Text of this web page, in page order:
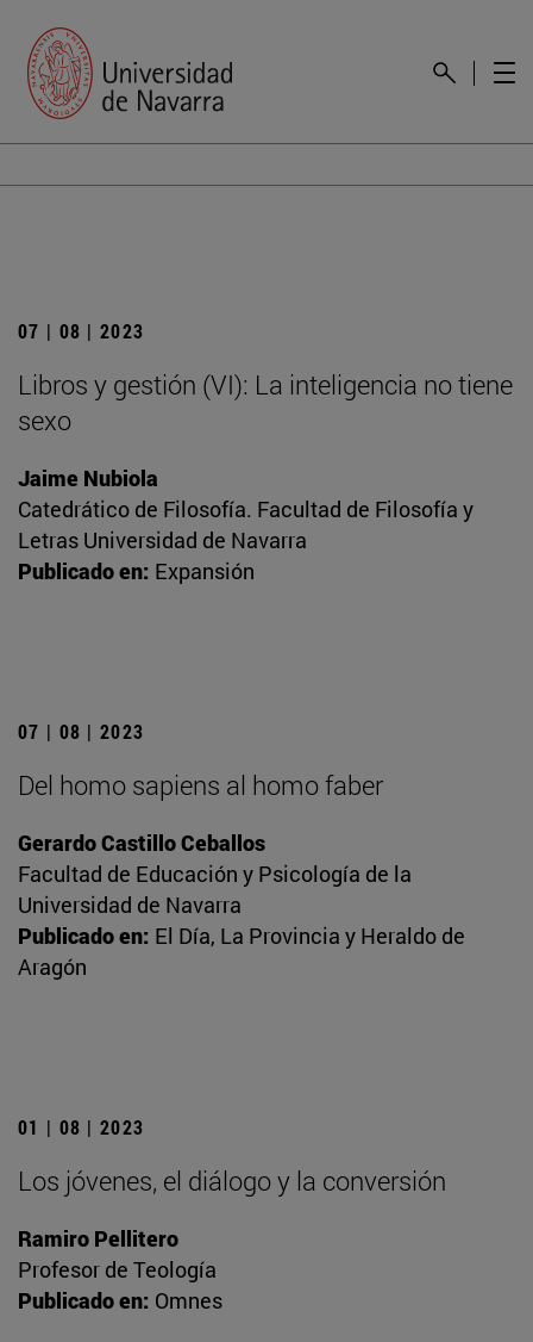
07 | 08 | 2023
Libros y gestión (VI): La inteligencia no tiene
sexo
Jaime Nubiola
Catedrático de Filosofía. Facultad de Filosofía y
Letras Universidad de Navarra
Publicado en: Expansión
07 | 08 | 2023
Del homo sapiens al homo faber
Gerardo Castillo Ceballos
Facultad de Educación y Psicología de la
Universidad de Navarra
Publicado en: El Día, La Provincia y Heraldo de
Aragón
01 | 08 | 2023
Los jóvenes, el diálogo y la conversión
Ramiro Pellitero
Profesor de Teología
Publicado en: Omnes